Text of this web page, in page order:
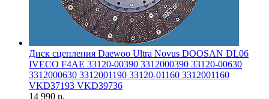
Диск сцепления Daewoo Ultra Novus DOOSAN DL06
IVECO F4AE 33120-00390 3312000390 33120-00630
3312000630 3312001190 33120-01160 3312001160
VKD37193 VKD39736
14 990 р.